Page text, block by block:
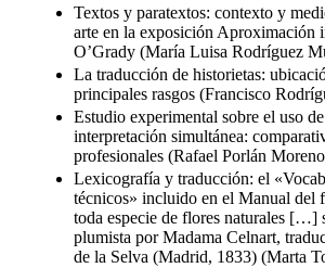
Textos y paratextos: contexto y
arte en la exposición Aproximación
O’Grady (María Luisa Rodríguez
La traducción de historietas:
principales rasgos (Francisco
Estudio experimental sobre el uso
interpretación simultánea:
profesionales (Rafael Porlán
Lexicografía y traducción: el
técnicos» incluido en el Manual del
toda especie de flores naturales […]
plumista por Madama Celnart,
de la Selva (Madrid, 1833) (Marta